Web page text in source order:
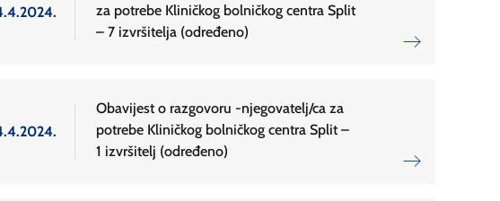
za potrebe Kliničkog bolničkog centra Split
– 7 izvršitelja (određeno)
Obavijest o razgovoru -njegovatelj/ca za
potrebe Kliničkog bolničkog centra Split –
1 izvršitelj (određeno)